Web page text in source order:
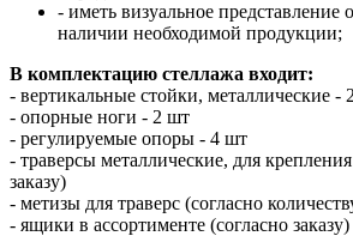
- иметь визуальное представление
наличии необходимой продукции;
В комплектацию стеллажа входит:
- вертикальные стойки, металлические -
- опорные ноги - 2 шт
- регулируемые опоры - 4 шт
- траверсы металлические, для
заказу)
- метизы для траверс (согласно
- ящики в ассортименте (согласно заказу)